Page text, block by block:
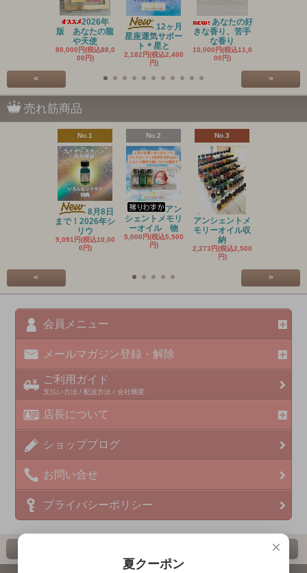
2026年
版 あなたの龍
や天使
80,000円(税込88,0
00円)
12ヶ月
星座運気サポー
ト＊星と
2,182円(税込2,400
円)
あなたの好
きな香り、苦手
な香り
10,000円(税込11,0
00円)
< >
売れ筋商品
No.1
8月8日
まで！2026年シ
リウ
9,091円(税込10,00
0円)
No.2
アン
シェントメモリ
ーオイル 物
5,000円(税込5,500
円)
No.3
アンシェントメ
モリーオイル収
納
2,273円(税込2,500
円)
< >
会員メニュー
メールマガジン登録・解除
ご利用ガイド
支払い方法 / 配送方法 / 会社概要
店長について
ショップブログ
お問い合せ
プライバシーポリシー
×
夏クーポン